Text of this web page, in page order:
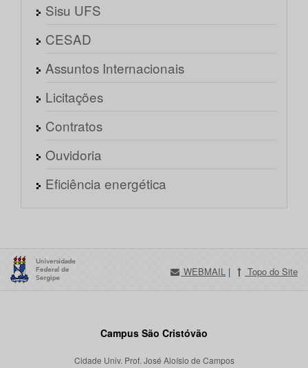
Sisu UFS
CESAD
Assuntos Internacionais
Licitações
Contratos
Ouvidoria
Eficiência energética
WEBMAIL | Topo do Site
Campus São Cristóvão
Cidade Univ. Prof. José Aloísio de Campos